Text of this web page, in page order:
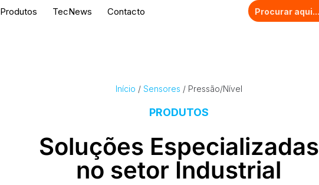
Produtos TecNews Contacto
Início / Sensores / Pressão/Nível
PRODUTOS
Soluções Especializadas
no setor Industrial